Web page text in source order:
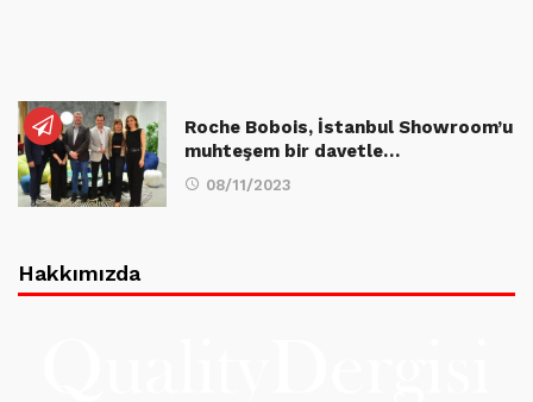
Roche Bobois, İstanbul Showroom’u
muhteşem bir davetle…
08/11/2023
Hakkımızda